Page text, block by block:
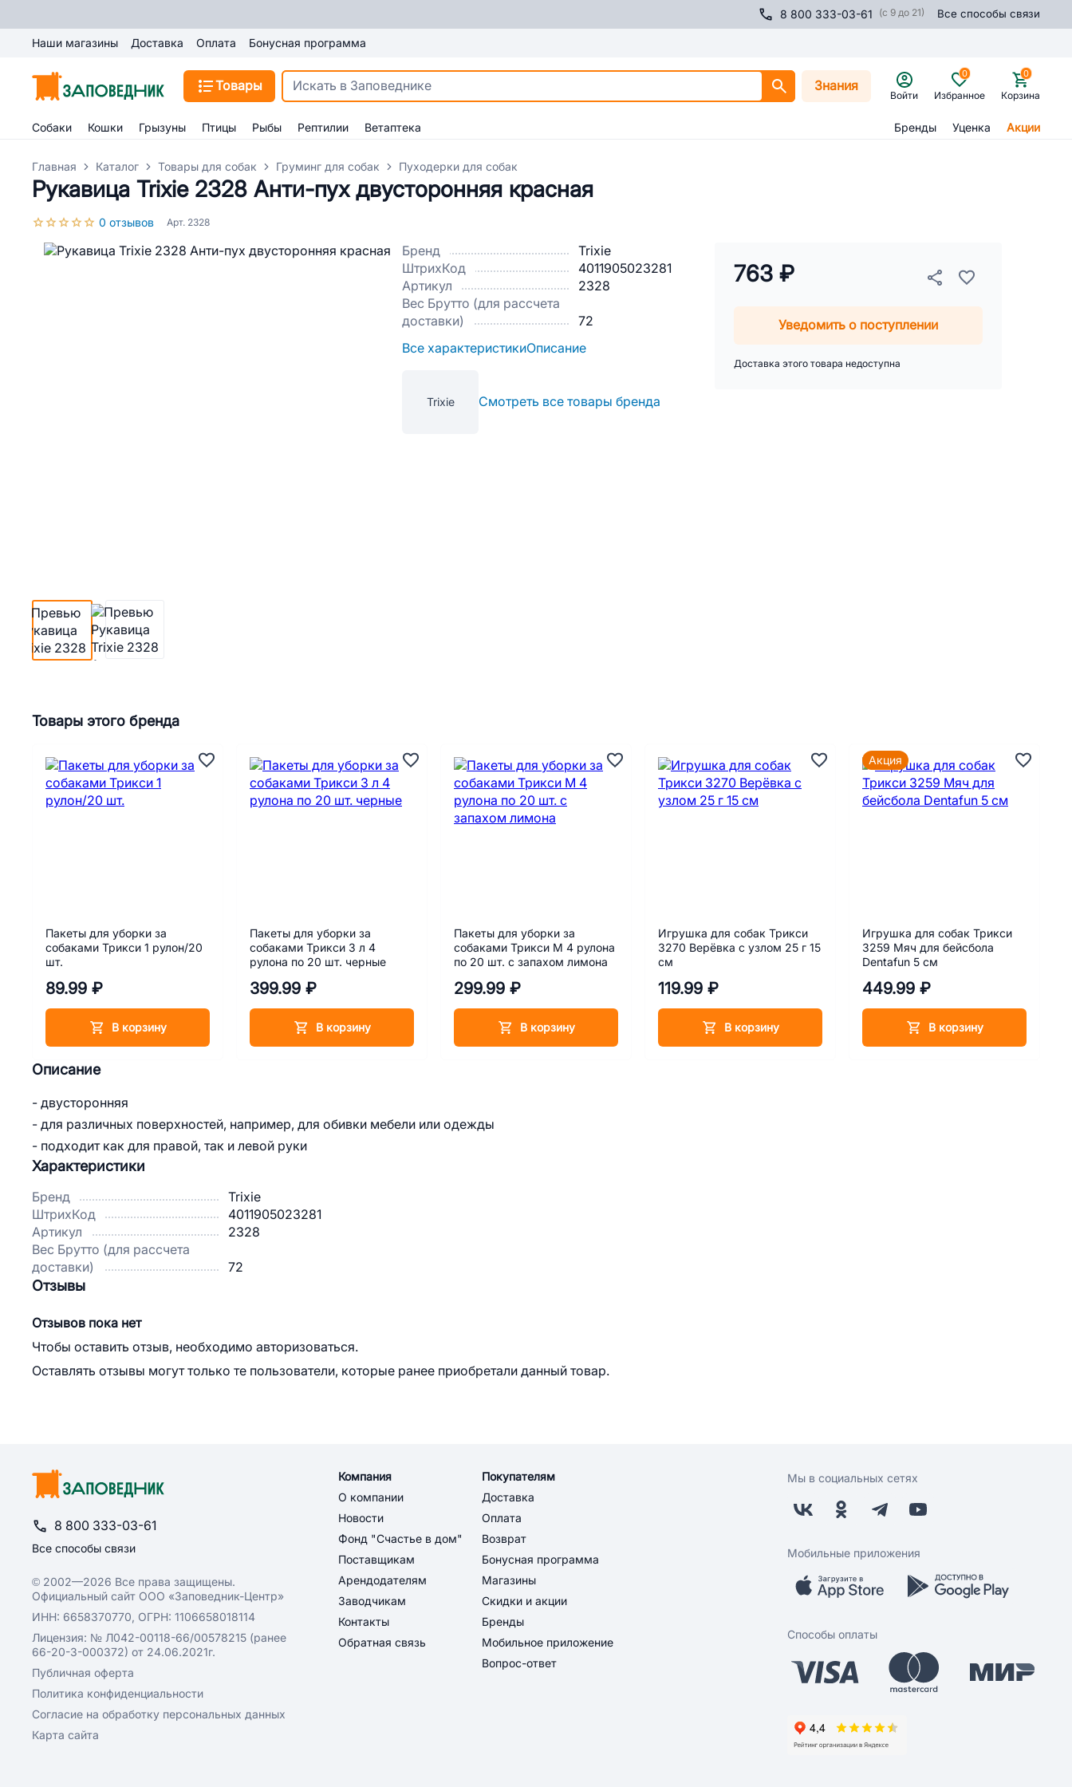
8 800 333-03-61 (с 9 до 21) Все способы связи
Наши магазины Доставка Оплата Бонусная программа
Товары Знания
Войти Избранное
0
Корзина
0
Собаки Кошки Грызуны Птицы Рыбы Рептилии Ветаптека Бренды Уценка Акции
Главная Каталог Товары для собак Груминг для собак Пуходерки для собак
Рукавица Trixie 2328 Анти-пух двусторонняя красная
0 отзывов Арт. 2328
Бренд
Trixie
ШтрихКод
4011905023281
Артикул
2328
Вес Брутто (для рассчета
доставки)
72
Все характеристикиОписание
Trixie Смотреть все товары бренда
763 ₽
Уведомить о поступлении
Доставка этого товара недоступна
Описание
- двусторонняя
- для различных поверхностей, например, для обивки мебели или одежды
- подходит как для правой, так и левой руки
Товары этого бренда
Пакеты для уборки за
собаками Трикси 1 рулон/20
шт.
89.99 ₽
В корзину
Пакеты для уборки за
собаками Трикси 3 л 4
рулона по 20 шт. черные
399.99 ₽
В корзину
Пакеты для уборки за
собаками Трикси M 4 рулона
по 20 шт. с запахом лимона
299.99 ₽
В корзину
Игрушка для собак Трикси
3270 Верёвка с узлом 25 г 15
см
119.99 ₽
В корзину
Игрушка для собак Трикси
3259 Мяч для бейсбола
Dentafun 5 см
449.99 ₽
В корзину
Акция
Характеристики
Бренд
Trixie
ШтрихКод
4011905023281
Артикул
2328
Вес Брутто (для рассчета
доставки)
72
Отзывы
Отзывов пока нет
Чтобы оставить отзыв, необходимо авторизоваться.
Оставлять отзывы могут только те пользователи, которые ранее приобретали данный товар.
8 800 333-03-61
Все способы связи
© 2002—2026 Все права защищены.
Официальный сайт ООО «Заповедник-Центр»
ИНН: 6658370770, ОГРН: 1106658018114
Лицензия: № Л042-00118-66/00578215 (ранее
66-20-3-000372) от 24.06.2021г.
Публичная оферта
Политика конфиденциальности
Согласие на обработку персональных данных
Карта сайта
Компания
О компании
Новости
Фонд "Счастье в дом"
Поставщикам
Арендодателям
Заводчикам
Контакты
Обратная связь
Покупателям
Доставка
Оплата
Возврат
Бонусная программа
Магазины
Скидки и акции
Бренды
Мобильное приложение
Вопрос-ответ
Мы в социальных сетях
Мобильные приложения
Способы оплаты